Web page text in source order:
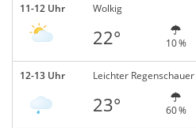
11-12 Uhr Wolkig
22° 10 %
12-13 Uhr Leichter Regenschauer
23° 60 %